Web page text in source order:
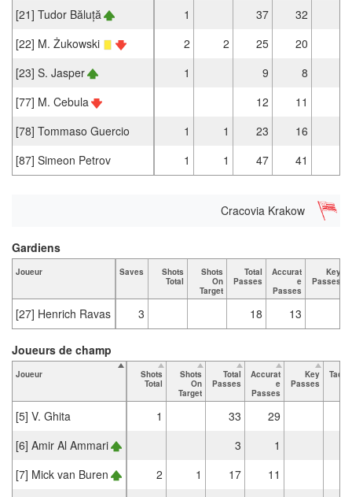
[21] Tudor Băluță
1 37 32
[22] M. Żukowski
2 2 25
20
[23] S. Jasper
1 9
8
[77] M. Cebula
12
11
[78] Tommaso Guercio
1 1 23
16
[87] Simeon Petrov
1 1 47 41
Cracovia Krakow
Joueur Saves
Shots
Total
Shots
On
Target
Total
Passes
Accurat
e
Passes
Key
Passes
[27] Henrich Ravas 3 18 13
Gardiens
Joueur
Shots
Total
Shots
On
Target
Total
Passes
Accurat
e
Passes
Key
Passes
[5] V. Ghita 1 33
29
[6] Amir Al Ammari
3
1
[7] Mick van Buren
2 1 17
11
Joueurs de champ